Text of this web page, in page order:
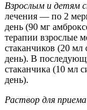
Взрослым и детям
лечения — по 2
день (90 мг
терапии взрослые
стаканчиков (20 мл
день). В
стаканчика (10 мл
день).
Раствор для